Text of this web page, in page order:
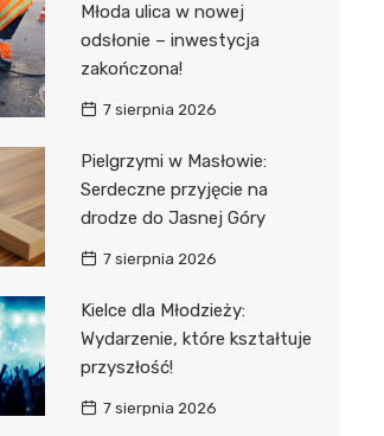
Młoda ulica w nowej
odsłonie – inwestycja
zakończona!
7 sierpnia 2026
Pielgrzymi w Masłowie:
Serdeczne przyjęcie na
drodze do Jasnej Góry
7 sierpnia 2026
Kielce dla Młodzieży:
Wydarzenie, które kształtuje
przyszłość!
7 sierpnia 2026